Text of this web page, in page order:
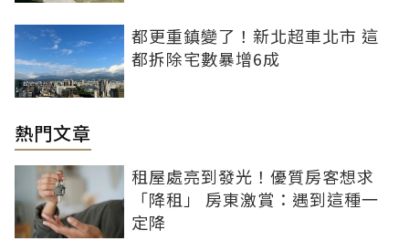
都更重鎮變了！新北超車北市 這
都拆除宅數暴增6成
熱門文章
租屋處亮到發光！優質房客想求
「降租」 房東激賞：遇到這種一
定降